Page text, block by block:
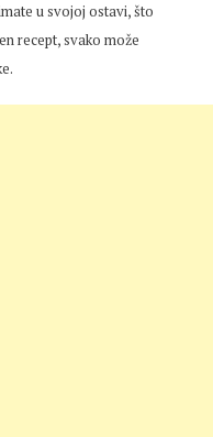
u svojoj ostavi, što
recept, svako može